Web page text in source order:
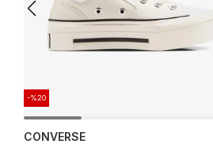
-%20
CONVERSE